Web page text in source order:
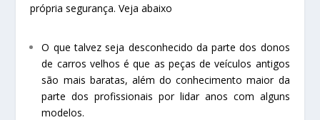
própria segurança. Veja abaixo
O que talvez seja desconhecido da parte dos donos
de carros velhos é que as peças de veículos antigos
são mais baratas, além do conhecimento maior da
parte dos profissionais por lidar anos com alguns
modelos.